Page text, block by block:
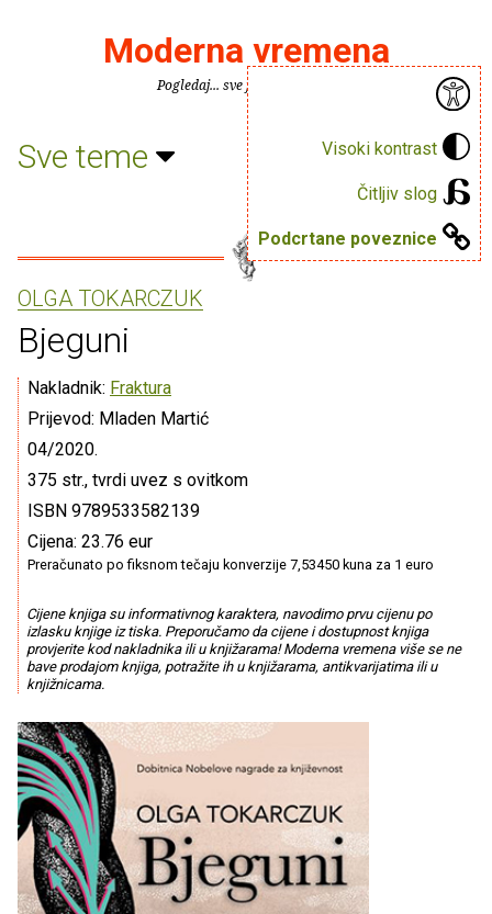
Visoki kontrast
Čitljiv slog
Podcrtane poveznice
Moderna vremena
Pogledaj... sve je puno knjiga.
Sve teme
OLGA TOKARCZUK
Bjeguni
Nakladnik: Fraktura
Prijevod: Mladen Martić
04/2020.
375 str., tvrdi uvez s ovitkom
ISBN 9789533582139
Cijena: 23.76 eur
Preračunato po fiksnom tečaju konverzije 7,53450 kuna za 1 euro
Cijene knjiga su informativnog karaktera, navodimo prvu cijenu po
izlasku knjige iz tiska. Preporučamo da cijene i dostupnost knjiga
provjerite kod nakladnika ili u knjižarama! Moderna vremena više se ne
bave prodajom knjiga, potražite ih u knjižarama, antikvarijatima ili u
knjižnicama.